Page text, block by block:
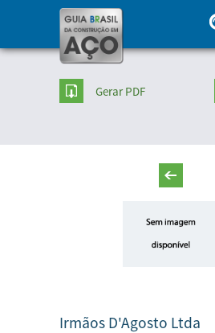
Gerar PDF
Irmãos D'Agosto Ltda